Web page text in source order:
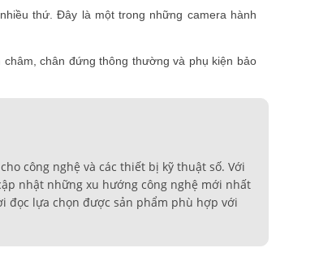
thứ. Đây là một trong những camera hành
chân đứng thông thường và phụ kiện bảo
công nghệ và các thiết bị kỹ thuật số. Với
nhật những xu hướng công nghệ mới nhất
đọc lựa chọn được sản phẩm phù hợp với